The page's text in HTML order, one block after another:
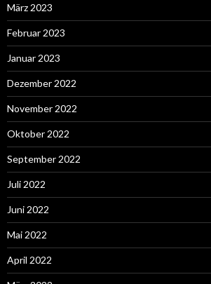
März 2023
Februar 2023
Januar 2023
Dezember 2022
November 2022
Oktober 2022
September 2022
Juli 2022
Juni 2022
Mai 2022
April 2022